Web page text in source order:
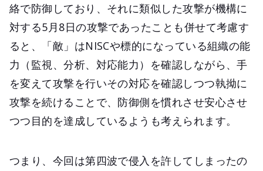
絡で防御しており、それに類似した攻撃が機構に
対する5月8日の攻撃であったことも併せて考慮す
ると、「敵」はNISCや標的になっている組織の能
力（監視、分析、対応能力）を確認しながら、手
を変えて攻撃を行いその対応を確認しつつ執拗に
攻撃を続けることで、防御側を慣れさせ安心させ
つつ目的を達成しているようも考えられます。
つまり、今回は第四波で侵入を許してしまったの